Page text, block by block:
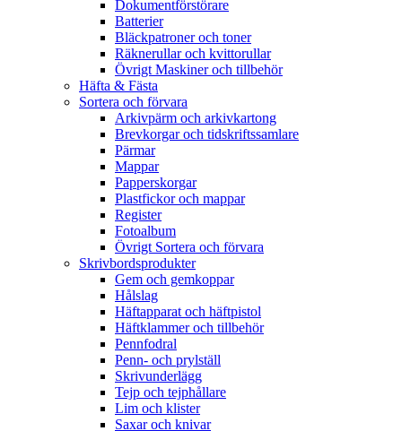
Dokumentförstörare
Batterier
Bläckpatroner och toner
Räknerullar och kvittorullar
Övrigt Maskiner och tillbehör
Häfta & Fästa
Sortera och förvara
Arkivpärm och arkivkartong
Brevkorgar och tidskriftssamlare
Pärmar
Mappar
Papperskorgar
Plastfickor och mappar
Register
Fotoalbum
Övrigt Sortera och förvara
Skrivbordsprodukter
Gem och gemkoppar
Hålslag
Häftapparat och häftpistol
Häftklammer och tillbehör
Pennfodral
Penn- och prylställ
Skrivunderlägg
Tejp och tejphållare
Lim och klister
Saxar och knivar